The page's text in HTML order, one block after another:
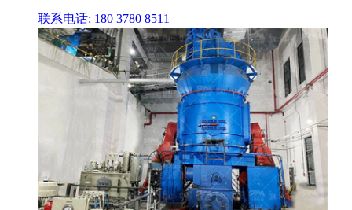
联系电话: 180 3780 8511